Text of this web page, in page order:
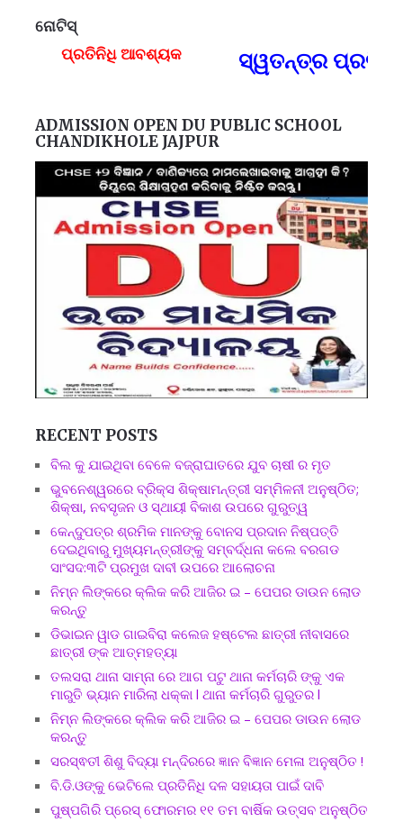
ନୋଟିସ୍
ପ୍ରତିନିଧି ଆବଶ୍ୟକ
ସ୍ୱତନ୍ତ୍ର ପ୍ରତିନିଧି
ADMISSION OPEN DU PUBLIC SCHOOL
CHANDIKHOLE JAJPUR
RECENT POSTS
ବିଲ କୁ ଯାଇଥିବା ବେଳେ ବଜ୍ରାଘାତରେ ଯୁବ ଚାଷୀ ର ମୃତ
ଭୁବନେଶ୍ୱରରେ ବ୍ରିକ୍ସ ଶିକ୍ଷାମନ୍ତ୍ରୀ ସମ୍ମିଳନୀ ଅନୁଷ୍ଠିତ;
ଶିକ୍ଷା, ନବସୃଜନ ଓ ସ୍ଥାୟୀ ବିକାଶ ଉପରେ ଗୁରୁତ୍ୱ
କେନ୍ଦୁପତ୍ର ଶ୍ରମିକ ମାନଙ୍କୁ ବୋନସ ପ୍ରଦାନ ନିଷ୍ପତ୍ତି
ଦେଇଥିବାରୁ ମୁଖ୍ୟମନ୍ତ୍ରୀଙ୍କୁ ସମ୍ବର୍ଦ୍ଧନା କଲେ ବରଗଡ
ସାଂସଦ:୩ଟି ପ୍ରମୁଖ ଦାବୀ ଉପରେ ଆଲୋଚନା
ନିମ୍ନ ଲିଙ୍କରେ କ୍ଲିକ କରି ଆଜିର ଇ – ପେପର ଡାଉନ ଲୋଡ
କରନ୍ତୁ
ଡିଭାଇନ ୱାଡ ଗାଇବିରା କଲେଜ ହଷ୍ଟେଲ ଛାତ୍ରୀ ନୀବାସରେ
ଛାତ୍ରୀ ଙ୍କ ଆତ୍ମହତ୍ୟା
ତଲସରା ଥାନା ସାମ୍ନା ରେ ଆଗ ପଟୁ ଥାନା କର୍ମଚାରି ଙ୍କୁ ଏକ
ମାରୁତି ଭ୍ୟାନ ମାରିଲା ଧକ୍କା l ଥାନା କର୍ମଚାରି ଗୁରୁତର l
ନିମ୍ନ ଲିଙ୍କରେ କ୍ଲିକ କରି ଆଜିର ଇ – ପେପର ଡାଉନ ଲୋଡ
କରନ୍ତୁ
ସରସ୍ଵତୀ ଶିଶୁ ବିଦ୍ୟା ମନ୍ଦିରରେ ଜ୍ଞାନ ବିଜ୍ଞାନ ମେଳା ଅନୁଷ୍ଠିତ !
ବି.ଡି.ଓଙ୍କୁ ଭେଟିଲେ ପ୍ରତିନିଧି ଦଳ ସହାୟତା ପାଇଁ ଦାବି
ପୁଷ୍ପଗିରି ପ୍ରେସ୍ ଫୋରମର ୧୧ ତମ ବାର୍ଷିକ ଉତ୍ସବ ଅନୁଷ୍ଠିତ